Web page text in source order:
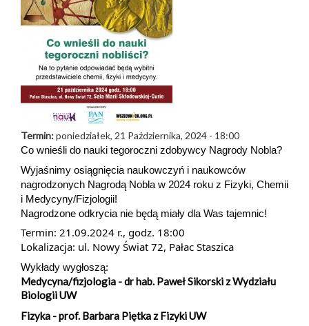
Termin:poniedziałek, 21 Października, 2024 - 18:00
Co wnieśli do nauki tegoroczni zdobywcy Nagrody Nobla?
Wyjaśnimy osiągnięcia naukowczyń i naukowców
nagrodzonych Nagrodą Nobla w 2024 roku z Fizyki, Chemii
i Medycyny/Fizjologii!
Nagrodzone odkrycia nie będą miały dla Was tajemnic!
Termin: 21.09.2024 r., godz. 18:00
Lokalizacja: ul. Nowy Świat 72, Pałac Staszica
Wykłady wygłoszą:
Medycyna/fizjologia - dr hab. Paweł Sikorski z Wydziału
Biologii UW
Fizyka - prof. Barbara Piętka z Fizyki UW